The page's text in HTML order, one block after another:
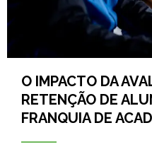
O IMPACTO DA
RETENÇÃO DE
FRANQUIA DE